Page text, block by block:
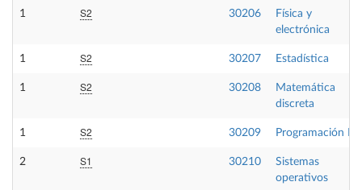
1 S2 30206
Física y
electrónica
1 S2 30207 Estadística
1 S2 30208
Matemática
discreta
1 S2 30209 Programación II
2 S1 30210
Sistemas
operativos